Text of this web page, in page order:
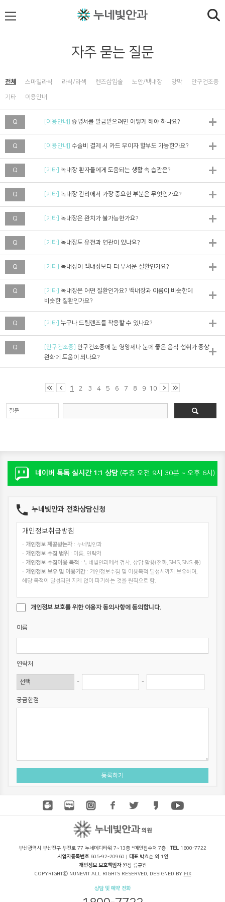
자주 묻는 질문
전체 스마일라식 라식/라섹 렌즈삽입술 노안/백내장 망막 안구건조증
기타 이용안내
Q [이용안내] 증명서를 발급받으려면 어떻게 해야 하나요?
Q [이용안내] 수술비 결제 시 카드 무이자 할부도 가능한가요?
Q [기타] 녹내장 환자들에게 도움되는 생활 속 습관은?
Q [기타] 녹내장 관리에서 가장 중요한 부분은 무엇인가요?
Q [기타] 녹내장은 완치가 불가능한가요?
Q [기타] 녹내장도 유전과 연관이 있나요?
Q [기타] 녹내장이 백내장보다 더 무서운 질환인가요?
Q [기타] 녹내장은 어떤 질환인가요? 백내장과 이름이 비슷한데
비슷한 질환인가요?
Q [기타] 누구나 드림렌즈를 착용할 수 있나요?
Q [안구건조증] 안구건조증에 눈 영양제나 눈에 좋은 음식 섭취가 증상
완화에 도움이 되나요?
1 2 3 4 5 6 7 8 9 10
네이버 톡톡 실시간 1:1 상담 (주중 오전 9시 30분 ~ 오후 6시)
누네빛안과 전화상담신청
개인정보취급방침
· 개인정보 제공받는자 : 누네빛안과
· 개인정보 수집 범위 : 이름, 연락처
· 개인정보 수집이용 목적 : 누네빛안과에서 검사, 상담 활용(전화,SMS,SNS 등)
· 개인정보 보유 및 이용기간 : 개인정보수집 및 이용목적 달성시까지 보유하며,
해당 목적이 달성되면 지체 없이 파기하는 것을 원칙으로 함.
개인정보 보호를 위한 이용자 동의사항에 동의합니다.
이름
연락처
- -
궁금한점
부산광역시 부산진구 부전로 77 누네메디타워 7~13층 *메인접수처 7층 | TEL 1800-7722
사업자등록번호605-92-20960 | 대표박효순 외 1인
개인정보 보호책임자원장 류규원
COPYRIGHTⒸ NUNEVIT ALL RIGHTS RESERVED. DESIGNED BY FIX
상담 및 예약 전화